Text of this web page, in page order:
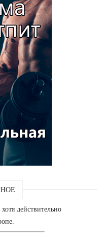
действительно